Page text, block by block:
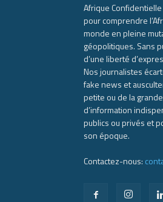
Afrique
pour comprendre
monde en pleine
géopolitiques. Sans
d’une liberté
Nos journalistes
fake news et
petite ou de la
d’information
publics ou privés et
son époque.
Contactez-nous: